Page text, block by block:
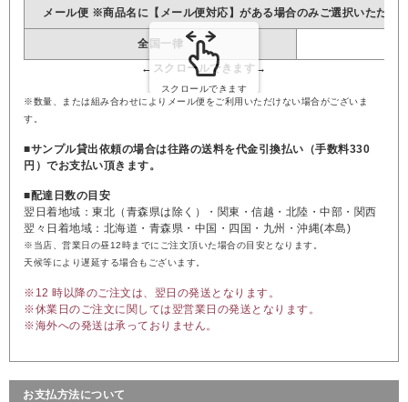
メール便 ※商品名に【メール便対応】がある場合のみご選択いただけ
全国一律
※数量、または組み合わせによりメール便をご利用いただけない場合がございま
す。
■サンプル貸出依頼の場合は往路の送料を代金引換払い（手数料330
円）でお支払い頂きます。
■配達日数の目安
翌日着地域：東北（青森県は除く）・関東・信越・北陸・中部・関西
翌々日着地域：北海道・青森県・中国・四国・九州・沖縄(本島)
※当店、営業日の昼12時までにご注文頂いた場合の目安となります。
天候等により遅延する場合もございます。
※12 時以降のご注文は、翌日の発送となります。
※休業日のご注文に関しては翌営業日の発送となります。
※海外への発送は承っておりません。
お支払方法について